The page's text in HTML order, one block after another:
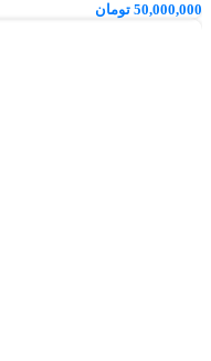
50,000,000 تومان